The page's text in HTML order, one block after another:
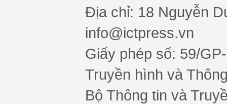
Địa chỉ: 18 Nguyễn
info@ictpress.vn
Giấy phép số: 59/
Truyền hình và
Bộ Thông tin và